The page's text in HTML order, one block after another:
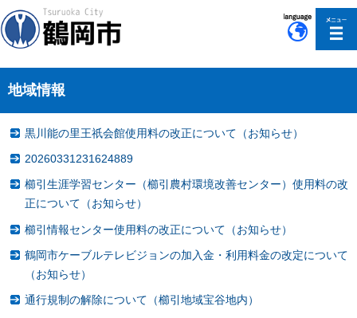
地域情報
黒川能の里王祇会館使用料の改正について（お知らせ）
20260331231624889
櫛引生涯学習センター（櫛引農村環境改善センター）使用料の改
正について（お知らせ）
櫛引情報センター使用料の改正について（お知らせ）
鶴岡市ケーブルテレビジョンの加入金・利用料金の改定について
（お知らせ）
通行規制の解除について（櫛引地域宝谷地内）